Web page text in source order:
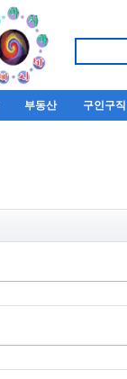
부동산 구인구직